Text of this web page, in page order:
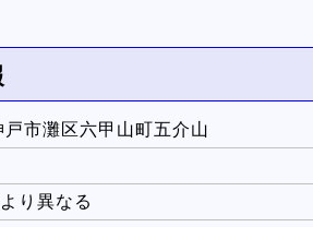
市灘区六甲山町五介山
り異なる